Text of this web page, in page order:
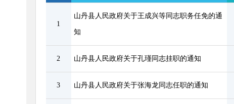
1
山丹县人民政府关于王成兴等同志职务任免的通
知
2 山丹县人民政府关于孔瑾同志挂职的通知
3 山丹县人民政府关于张海龙同志任职的通知